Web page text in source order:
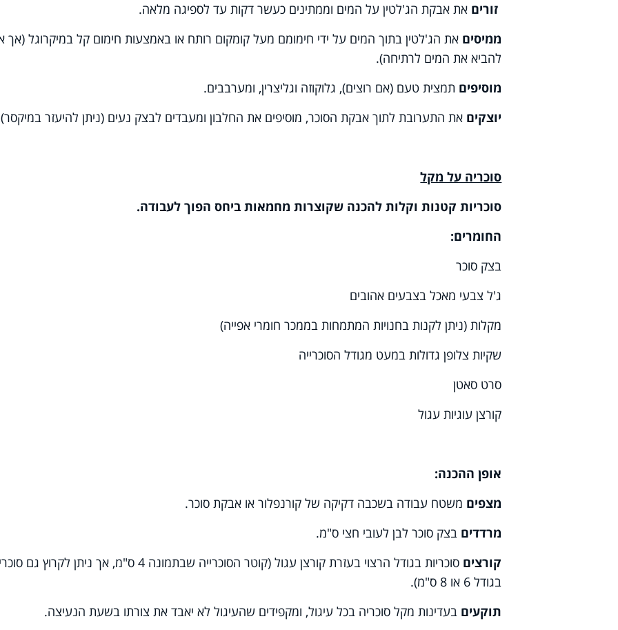
זורים את אבקת הג'לטין על המים וממתינים כעשר דקות עד לספיגה מלאה.
ממיסים את הג'לטין בתוך המים על ידי חימומם מעל קומקום רותח או באמצעות חימום קל במיקרוגל (אך
להביא את המים לרתיחה).
מוסיפים תמצית טעם (אם רוצים), גלוקוזה וגליצרין, ומערבבים.
יוצקים את התערובת לתוך אבקת הסוכר, מוסיפים את החלבון ומעבדים לבצק נעים (ניתן להיעזר
סוכריה על מקל
סוכריות קטנות וקלות להכנה שקוצרות מחמאות ביחס הפוך לעבודה.
החומרים:
בצק סוכר
ג'ל צבעי מאכל בצבעים אהובים
מקלות (ניתן לקנות בחנויות המתמחות בממכר חומרי אפייה)
שקיות צלופן גדולות במעט מגודל הסוכרייה
סרט סאטן
קורצן עוגיות עגול
אופן ההכנה:
מצפים משטח עבודה בשכבה דקיקה של קורנפלור או אבקת סוכר.
מרדדים בצק סוכר לבן לעובי חצי ס"מ.
קורצים
סוכריות בגודל הרצוי בעזרת קורצן עגול (קוטר הסוכרייה שבתמונה 4 ס"מ, אך ניתן לקרוץ
בגודל 6 או 8 ס"מ).
תוקעים בעדינות מקל סוכריה בכל עיגול, ומקפידים שהעיגול לא יאבד את צורתו בשעת הנעיצה.